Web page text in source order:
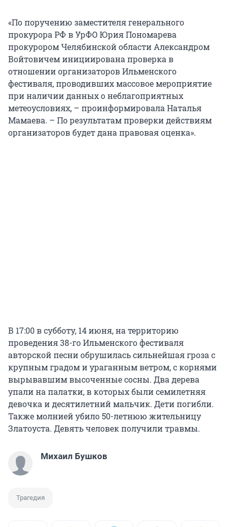
«По поручению заместителя генерального
прокурора РФ в УрФО Юрия Пономарева
прокурором Челябинской области Александром
Войтовичем инициирована проверка в
отношении организаторов Ильменского
фестиваля, проводивших массовое мероприятие
при наличии данных о неблагоприятных
метеоусловиях, – проинформировала Наталья
Мамаева. – По результатам проверки действиям
организаторов будет дана правовая оценка».
В 17:00 в субботу, 14 июня, на территорию
проведения 38-го Ильменского фестиваля
авторской песни обрушилась сильнейшая гроза с
крупным градом и ураганным ветром, с корнями
вырывавшим высоченные сосны. Два дерева
упали на палатки, в которых были семилетняя
девочка и десятилетний мальчик. Дети погибли.
Также молнией убило 50-летнюю жительницу
Златоуста. Девять человек получили травмы.
Михаил Бушков
Трагедия